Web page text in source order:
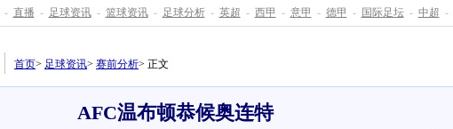
- 直播 - 足球资讯 - 篮球资讯 - 足球分析 - 英超 - 西甲 - 意甲 - 德甲 - 国际足坛 - 中超 -
首页> 足球资讯> 赛前分析> 正文
AFC温布顿恭候奥连特